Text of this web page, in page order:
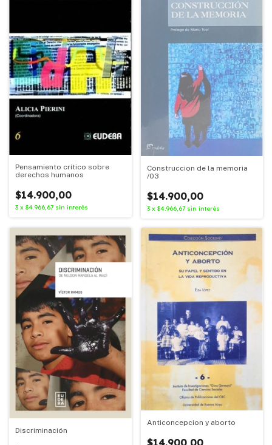
Pensamiento crítico sobre
derechos humanos
$14.900,00
3 x $4.966,67 sin interés
Construccion de la memoria
/03
$14.900,00
3 x $4.966,67 sin interés
Discriminación
Anticoncepcion y aborto